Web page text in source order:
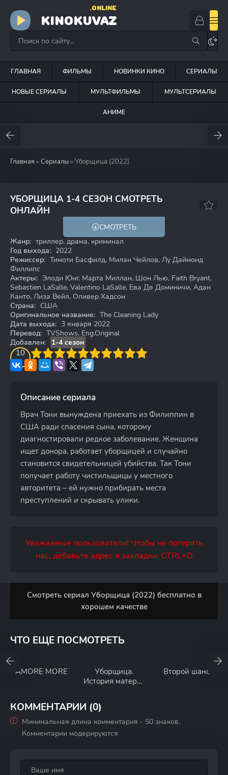
KINOKUVAZ
.ONLINE
ГЛАВНАЯ ФИЛЬМЫ НОВИНКИ КИНО СЕРИАЛЫ
НОВЫЕ СЕРИАЛЫ МУЛЬТФИЛЬМЫ МУЛЬТСЕРИАЛЫ
АНИМЕ
Главная » Сериалы » Уборщица (2022)
УБОРЩИЦА 1-4 СЕЗОН СМОТРЕТЬ
ОНЛАЙН
СМОТРЕТЬ
Жанр: триллер, драма, криминал
Год выхода: 2022
Режиссер: Тимоти Басфилд, Милан Чейлов, Лу Даймонд
Филлипс
Актеры: Элоди Юнг, Марта Миллан, Шон Лью, Faith Bryant,
Sebastien LaSalle, Valentino LaSalle, Ева Де Доминичи, Адан
Канто, Лиза Вейл, Оливер Хадсон
Страна: США
Оригинальное название: The Cleaning Lady
Дата выхода: 3 января 2022
Перевод: TVShows, Eng.Original
Добавлен:
1-4 сезон
10
4 5 6 7 8 9 10
Описание сериала
Врач Тони вынуждена приехать из Филиппин в
США ради спасения сына, которому
диагностировали редкое заболевание. Женщина
ищет донора, работает уборщицей и случайно
становится свидетельницей убийства. Так Тони
получает работу чистильщицы у местного
авторитета – ей нужно прибирать места
преступлений и скрывать улики.
Уважаемые пользователи! Чтобы не потерять
нас, добавьте адрес в закладки: CTRL+D
Смотреть сериал Уборщица (2022) бесплатно в
хорошем качестве
ЧТО ЕЩЕ ПОСМОТРЕТЬ
AMORE MORE
Уборщица.
История матери-
Второй шанс
КОММЕНТАРИИ (0)
Минимальная длина комментария - 50 знаков.
Комментарии модерируются